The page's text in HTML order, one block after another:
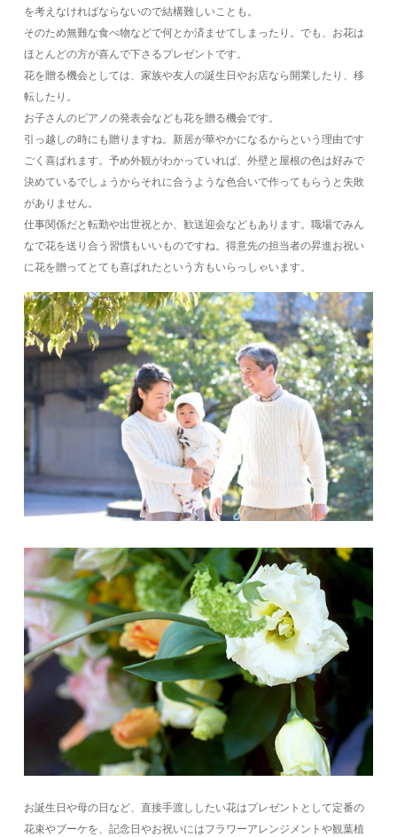
を考えなければならないので結構難しいことも。
そのため無難な食べ物などで何とか済ませてしまったり。でも、お花は
ほとんどの方が喜んで下さるプレゼントです。
花を贈る機会としては、家族や友人の誕生日やお店なら開業したり、移
転したり。
お子さんのピアノの発表会なども花を贈る機会です。
引っ越しの時にも贈りますね。新居が華やかになるからという理由です
ごく喜ばれます。予め外観がわかっていれば、外壁と屋根の色は好みで
決めているでしょうからそれに合うような色合いで作ってもらうと失敗
がありません。
仕事関係だと転勤や出世祝とか、歓送迎会などもあります。職場でみん
なで花を送り合う習慣もいいものですね。得意先の担当者の昇進お祝い
に花を贈ってとても喜ばれたという方もいらっしゃいます。
お誕生日や母の日など、直接手渡ししたい花はプレゼントとして定番の
花束やブーケを、記念日やお祝いにはフラワーアレンジメントや観葉植